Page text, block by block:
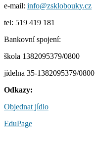
e-mail: info@zsklobouky.cz
tel: 519 419 181
Bankovní spojení:
škola 1382095379/0800
jídelna 35-1382095379/0800
Odkazy:
Objednat jídlo
EduPage